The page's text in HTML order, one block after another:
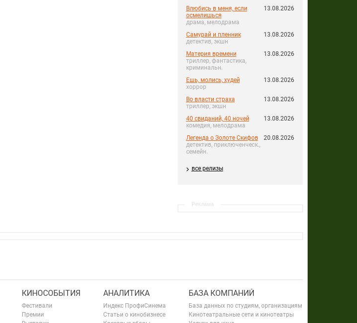
Влюбись в меня, если
осмелишься
драма, мелодрама
13.08.2026
Самурай и пленник
детектив, экшн
13.08.2026
Материя времени
триллер, фантастика,
криминальн.
13.08.2026
Ешь, молись, худей
хоррор
13.08.2026
Во власти страха
триллер, экшн
13.08.2026
40 свиданий, 40 ночей
комедия, мелодрама
13.08.2026
Легенда о Золоте Скифов
детектив, приключенческ.,
семейн.
20.08.2026
все релизы
Реклама
КИНОСОБЫТИЯ
Фестивали
Премии
АНАЛИТИКА
Индекс ПрофиСинема
Статьи о кинобизнесе
БАЗА КОМПАНИЙ
База данных по студиям, организациям
Кинотеатральные сети и кинотеатры